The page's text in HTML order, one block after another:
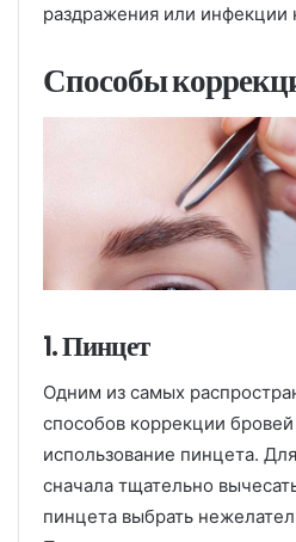
раздражения или инфекции
Способы
1. Пинцет
Одним из самых
способов коррекции бровей
использование пинцета.
сначала тщательно
пинцета выбрать